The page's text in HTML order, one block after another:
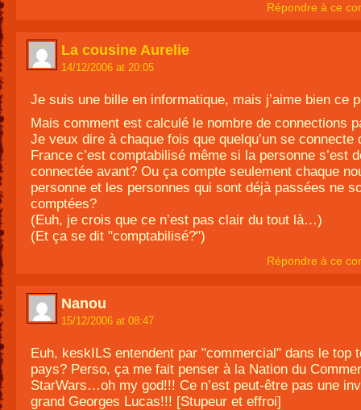
Répondre à ce
La cousine Aurelie
14/12/2006 at 20:05
Je suis une bille en informatique, mais j’aime bien ce
Mais comment est calculé le nombre de connections
Je veux dire à chaque fois que quelqu’un se connecte
France c’est comptabilisé même si la personne s’est
connectée avant? Ou ça compte seulement chaque
personne et les personnes qui sont déjà passées ne
comptées?
(Euh, je crois que ce n’est pas clair du tout là…)
(Et ça se dit "comptabilisé?")
Répondre à ce
Nanou
15/12/2006 at 08:47
Euh, keskILS entendent par "commercial" dans le top
pays? Perso, ça me fait penser à la Nation du
StarWars…oh my god!!! Ce n’est peut-être pas une
grand Georges Lucas!!! [Stupeur et effroi]